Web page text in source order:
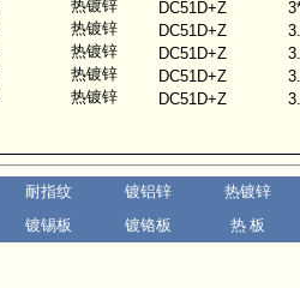
热镀锌 DC51D+Z
热镀锌 DC51D+Z
热镀锌 DC51D+Z
热镀锌 DC51D+Z
热镀锌 DC51D+Z
耐指纹 镀铝锌
热镀锌
镀锡板 镀铬板 热 板